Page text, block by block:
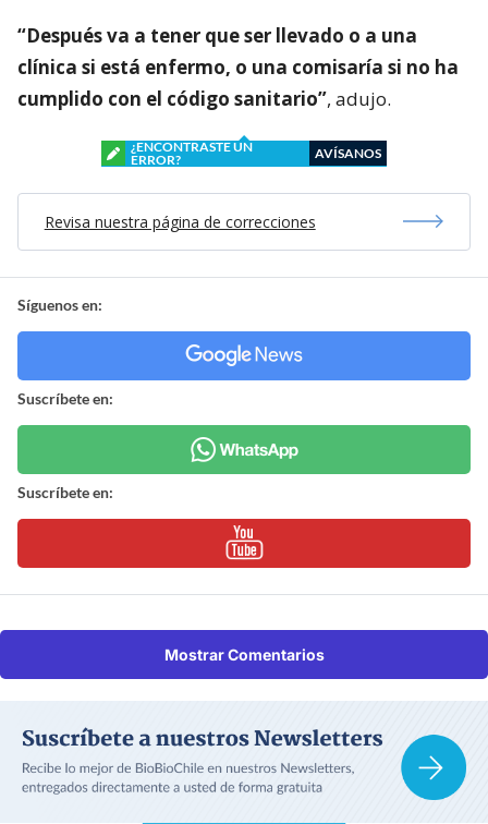
“Después va a tener que ser llevado o a una
clínica si está enfermo, o una comisaría si no ha
cumplido con el código sanitario”, adujo.
¿ENCONTRASTE UN
ERROR?
AVÍSANOS
Revisa nuestra página de correcciones
Síguenos en:
Suscríbete en:
Suscríbete en:
Mostrar Comentarios